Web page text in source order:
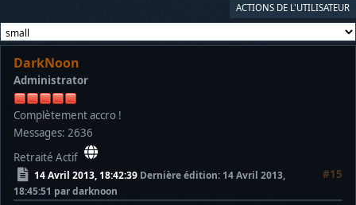
ACTIONS DE L'UTILISATEUR
DarkNoon
Administrator
Complètement accro !
Messages: 2636
Retraité Actif
14 Avril 2013, 18:42:39 #15
Dernière édition: 14 Avril 2013,
18:45:51 par darknoon